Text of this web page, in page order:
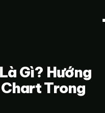
Gì? Hướng
Trong